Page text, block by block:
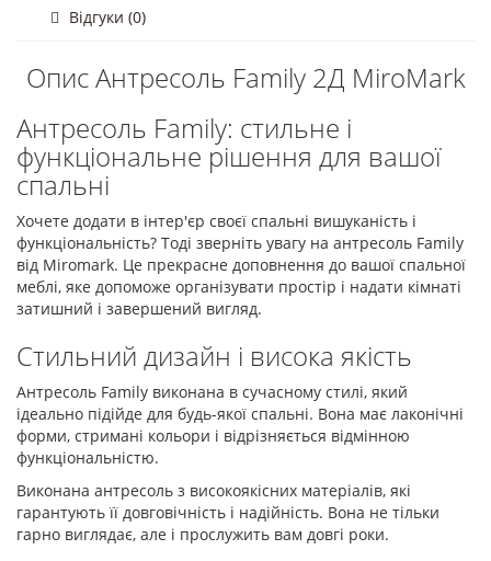
Відгуки (0)
Опис Антресоль Family 2Д MiroMark
Антресоль Family: стильне і
функціональне рішення для вашої
спальні
Хочете додати в інтер'єр своєї спальні вишуканість і
функціональність? Тоді зверніть увагу на антресоль Family
від Miromark. Це прекрасне доповнення до вашої спальної
меблі, яке допоможе організувати простір і надати кімнаті
затишний і завершений вигляд.
Стильний дизайн і висока якість
Антресоль Family виконана в сучасному стилі, який
ідеально підійде для будь-якої спальні. Вона має лаконічні
форми, стримані кольори і відрізняється відмінною
функціональністю.
Виконана антресоль з високоякісних матеріалів, які
гарантують її довговічність і надійність. Вона не тільки
гарно виглядає, але і прослужить вам довгі роки.